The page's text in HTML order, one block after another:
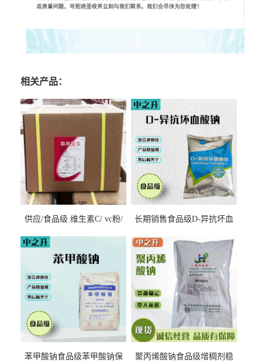
相关产品：
供应/食品级 维生素C/ vc粉/
长期销售食品级D-异抗坏血
苯甲酸钠食品级苯甲酸钠保
聚丙烯酸钠食品级增稠剂稳